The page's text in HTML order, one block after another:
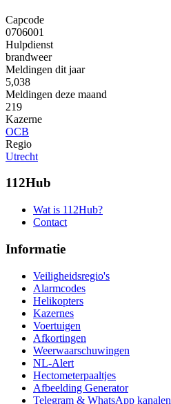
Capcode
0706001
Hulpdienst
brandweer
Meldingen dit jaar
5,038
Meldingen deze maand
219
Kazerne
OCB
Regio
Utrecht
112Hub
Wat is 112Hub?
Contact
Informatie
Veiligheidsregio's
Alarmcodes
Helikopters
Kazernes
Voertuigen
Afkortingen
Weerwaarschuwingen
NL-Alert
Hectometerpaaltjes
Afbeelding Generator
Telegram & WhatsApp kanalen